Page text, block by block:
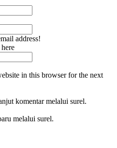
address!
in this browser for the next
komentar melalui surel.
melalui surel.